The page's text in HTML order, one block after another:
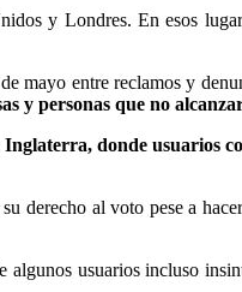
y Londres. En esos
mayo entre reclamos y
y personas que no
donde usuarios
derecho al voto pese a
algunos usuarios incluso